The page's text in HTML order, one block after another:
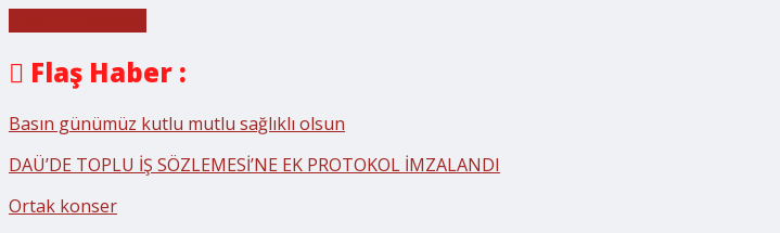
Flaş Haber :
Basın günümüz kutlu mutlu sağlıklı olsun
DAÜ’DE TOPLU İŞ SÖZLEMESİ’NE EK PROTOKOL İMZALANDI
Ortak konser